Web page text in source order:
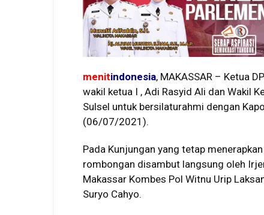
menitindonesia, MAKASSAR – Ketua
wakil ketua I , Adi Rasyid Ali dan Wakil
Sulsel untuk bersilaturahmi dengan
(06/07/2021).
Pada Kunjungan yang tetap
rombongan disambut langsung oleh
Makassar Kombes Pol Witnu Urip
Suryo Cahyo.